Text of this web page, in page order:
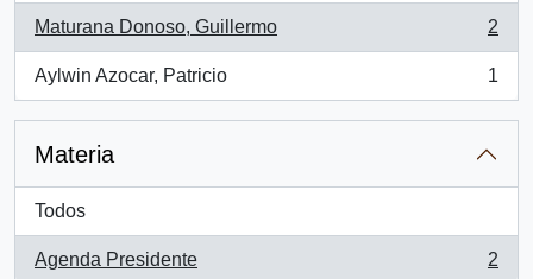
Maturana Donoso, Guillermo
, 2 resultados
2
Aylwin Azocar, Patricio
, 1 resultados
1
Materia
Todos
Agenda Presidente
, 2 resultados
2